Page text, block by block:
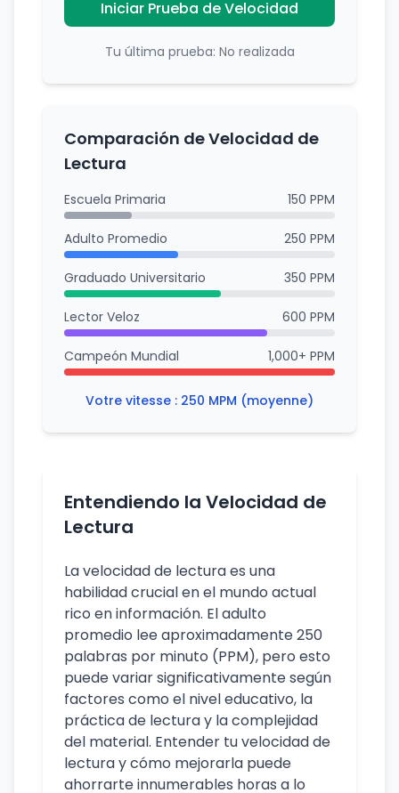
Iniciar Prueba de Velocidad
Tu última prueba: No realizada
Comparación de Velocidad de
Lectura
Escuela Primaria 150 PPM
Adulto Promedio 250 PPM
Graduado Universitario 350 PPM
Lector Veloz 600 PPM
Campeón Mundial 1,000+ PPM
Votre vitesse : 250 MPM (moyenne)
Entendiendo la Velocidad de
Lectura
La velocidad de lectura es una
habilidad crucial en el mundo actual
rico en información. El adulto
promedio lee aproximadamente 250
palabras por minuto (PPM), pero esto
puede variar significativamente según
factores como el nivel educativo, la
práctica de lectura y la complejidad
del material. Entender tu velocidad de
lectura y cómo mejorarla puede
ahorrarte innumerables horas a lo